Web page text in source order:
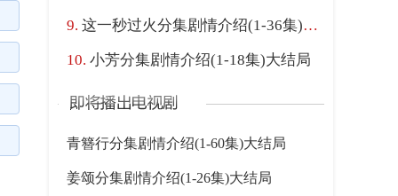
这一秒过火分集剧情介绍(1-36集)大结局
小芳分集剧情介绍(1-18集)大结局
青簪行分集剧情介绍(1-60集)大结局
姜颂分集剧情介绍(1-26集)大结局